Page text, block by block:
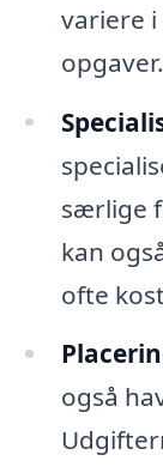
variere
opgaver.
særlige
kan
ofte
også